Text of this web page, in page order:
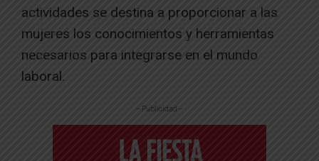
actividades se destina a proporcionar a las
mujeres los conocimientos y herramientas
necesarios para integrarse en el mundo
laboral.
-- Publicidad --